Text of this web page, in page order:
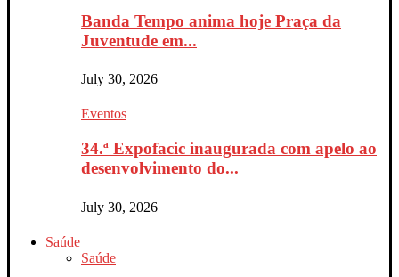
Banda Tempo anima hoje Praça da
Juventude em...
July 30, 2026
Eventos
34.ª Expofacic inaugurada com apelo ao
desenvolvimento do...
July 30, 2026
Saúde
Saúde